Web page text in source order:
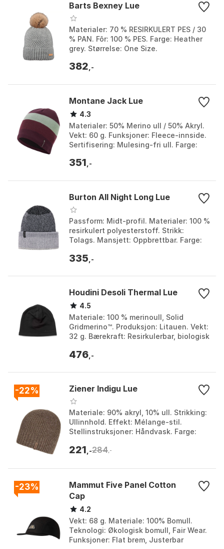
Barts Bexney Lue
Materialer: 70 % RESIRKULERT PES / 30
% PAN. Fôr: 100 % PES. Farge: Heather
grey. Størrelse: One Size.
382 ,-
Montane Jack Lue
4.3
Materialer: 50% Merino ull / 50% Akryl.
Vekt: 60 g. Funksjoner: Fleece-innside.
Sertifisering: Mulesing-fri ull. Farge:
Saskato...
351 ,-
Burton All Night Long Lue
Passform: Midt-profil. Materialer: 100 %
resirkulert polyesterstoff. Strikk:
Tolags. Mansjett: Oppbrettbar. Farge:
Større...
335 ,-
Houdini Desoli Thermal Lue
4.5
Materiale: 100 % merinoull, Solid
Gridmerino™. Produksjon: Litauen. Vekt:
32 g. Bærekraft: Resirkulerbar, biologisk
gr...
476 ,-
-22% Ziener Indigu Lue
Materiale: 90% akryl, 10% ull. Strikking:
Ullinnhold. Effekt: Mélange-stil.
Stellinstruksjoner: Håndvask. Farge:
221 ,-284 ,-
-23%
Mammut Five Panel Cotton
Cap
4.2
Vekt: 68 g. Materiale: 100% Bomull.
Teknologi: Økologisk bomull, Fair Wear.
Funksjoner: Flat brem, Justerbar